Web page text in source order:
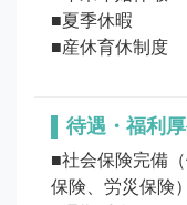
■夏季休暇
待遇・福利
■社会保険完備
保険、労災保険）